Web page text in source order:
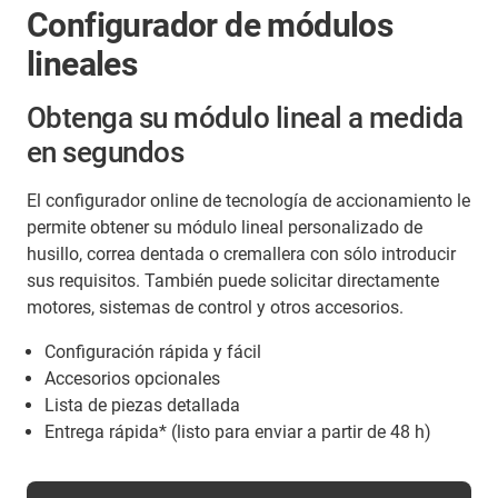
Configurador de módulos
lineales
Obtenga su módulo lineal a medida
en segundos
El configurador online de tecnología de accionamiento le
permite obtener su módulo lineal personalizado de
husillo, correa dentada o cremallera con sólo introducir
sus requisitos. También puede solicitar directamente
motores, sistemas de control y otros accesorios.
Configuración rápida y fácil
Accesorios opcionales
Lista de piezas detallada
Entrega rápida* (listo para enviar a partir de 48 h)